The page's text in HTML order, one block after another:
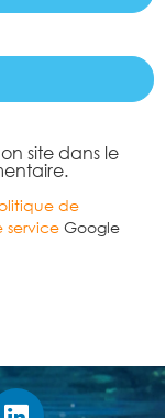
site dans le
de
service Google